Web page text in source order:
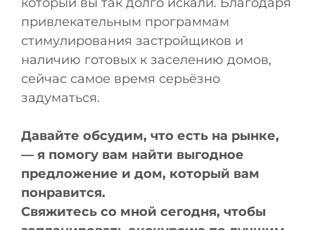
привлекательным программам
стимулирования застройщиков и
наличию готовых к заселению домов,
сейчас самое время серьёзно
задуматься.
Давайте обсудим, что есть на рынке,
— я помогу вам найти выгодное
предложение и дом, который вам
понравится.
Свяжитесь со мной сегодня, чтобы